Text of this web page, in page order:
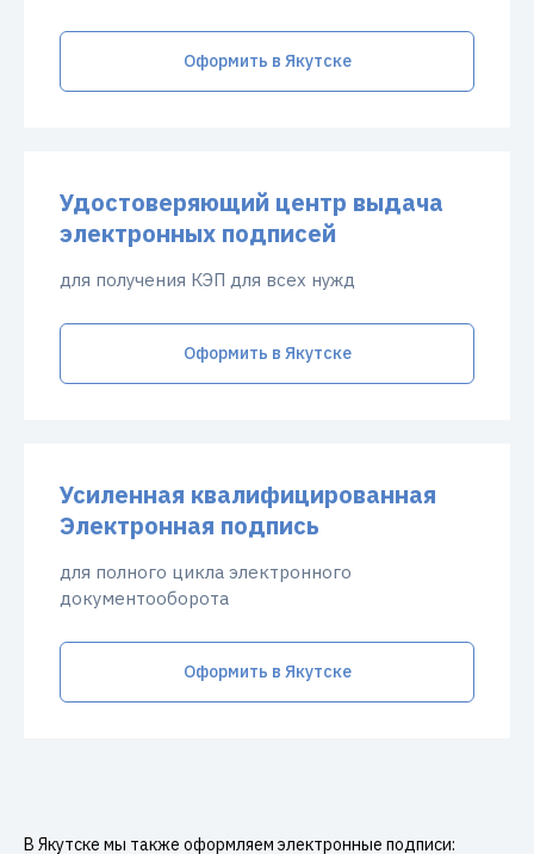
Оформить в Якутске
Удостоверяющий центр выдача
электронных подписей
для получения КЭП для всех нужд
Оформить в Якутске
Усиленная квалифицированная
Электронная подпись
для полного цикла электронного
документооборота
Оформить в Якутске
В Якутске мы также оформляем электронные подписи: